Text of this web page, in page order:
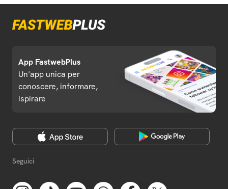
App FastwebPlus
Un'app unica per
conoscere, informare,
ispirare
Seguici